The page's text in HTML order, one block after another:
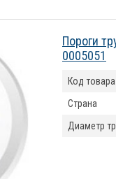
Пороги
0005051
Код товара
Страна
Диаметр